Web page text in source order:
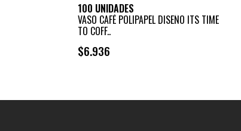
100 UNIDADES
VASO CAFÉ POLIPAPEL DISEÑO ITS TIME
TO COFF..
$6.936